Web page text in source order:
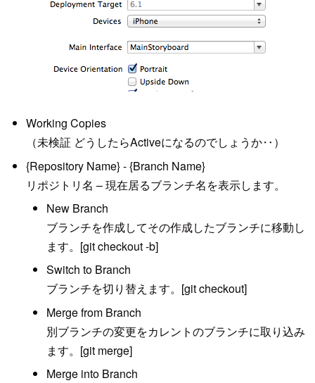
Working Copies
（未検証 どうしたらActiveになるのでしょうか‥）
{Repository Name} - {Branch Name}
リポジトリ名 – 現在居るブランチ名を表示します。
New Branch
ブランチを作成してその作成したブランチに移動し
ます。[git checkout -b]
Switch to Branch
ブランチを切り替えます。[git checkout]
Merge from Branch
別ブランチの変更をカレントのブランチに取り込み
ます。[git merge]
Merge into Branch